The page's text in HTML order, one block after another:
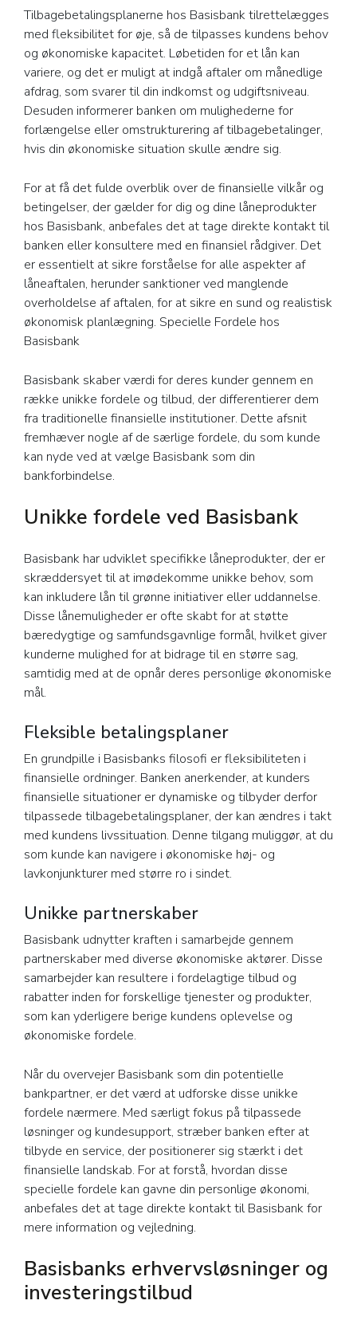
Tilbagebetalingsplanerne hos Basisbank tilrettelægges
med fleksibilitet for øje, så de tilpasses kundens behov
og økonomiske kapacitet. Løbetiden for et lån kan
variere, og det er muligt at indgå aftaler om månedlige
afdrag, som svarer til din indkomst og udgiftsniveau.
Desuden informerer banken om mulighederne for
forlængelse eller omstrukturering af tilbagebetalinger,
hvis din økonomiske situation skulle ændre sig.
For at få det fulde overblik over de finansielle vilkår og
betingelser, der gælder for dig og dine låneprodukter
hos Basisbank, anbefales det at tage direkte kontakt til
banken eller konsultere med en finansiel rådgiver. Det
er essentielt at sikre forståelse for alle aspekter af
låneaftalen, herunder sanktioner ved manglende
overholdelse af aftalen, for at sikre en sund og realistisk
økonomisk planlægning. Specielle Fordele hos
Basisbank
Basisbank skaber værdi for deres kunder gennem en
række unikke fordele og tilbud, der differentierer dem
fra traditionelle finansielle institutioner. Dette afsnit
fremhæver nogle af de særlige fordele, du som kunde
kan nyde ved at vælge Basisbank som din
bankforbindelse.
Unikke fordele ved Basisbank
Basisbank har udviklet specifikke låneprodukter, der er
skræddersyet til at imødekomme unikke behov, som
kan inkludere lån til grønne initiativer eller uddannelse.
Disse lånemuligheder er ofte skabt for at støtte
bæredygtige og samfundsgavnlige formål, hvilket giver
kunderne mulighed for at bidrage til en større sag,
samtidig med at de opnår deres personlige økonomiske
mål.
Fleksible betalingsplaner
En grundpille i Basisbanks filosofi er fleksibiliteten i
finansielle ordninger. Banken anerkender, at kunders
finansielle situationer er dynamiske og tilbyder derfor
tilpassede tilbagebetalingsplaner, der kan ændres i takt
med kundens livssituation. Denne tilgang muliggør, at du
som kunde kan navigere i økonomiske høj- og
lavkonjunkturer med større ro i sindet.
Unikke partnerskaber
Basisbank udnytter kraften i samarbejde gennem
partnerskaber med diverse økonomiske aktører. Disse
samarbejder kan resultere i fordelagtige tilbud og
rabatter inden for forskellige tjenester og produkter,
som kan yderligere berige kundens oplevelse og
økonomiske fordele.
Når du overvejer Basisbank som din potentielle
bankpartner, er det værd at udforske disse unikke
fordele nærmere. Med særligt fokus på tilpassede
løsninger og kundesupport, stræber banken efter at
tilbyde en service, der positionerer sig stærkt i det
finansielle landskab. For at forstå, hvordan disse
specielle fordele kan gavne din personlige økonomi,
anbefales det at tage direkte kontakt til Basisbank for
mere information og vejledning.
Basisbanks erhvervsløsninger og
investeringstilbud